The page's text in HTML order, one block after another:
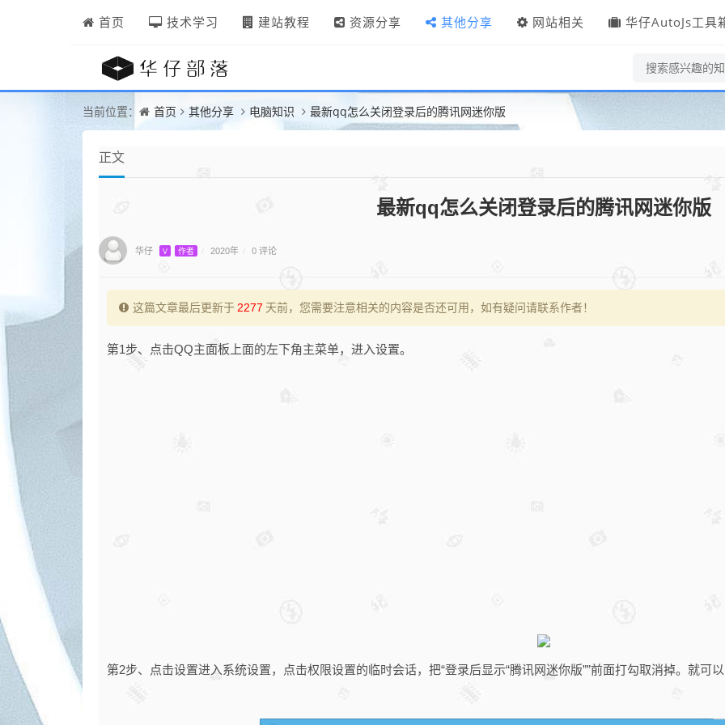
首页 技术学习 建站教程 资源分享 其他分享 网站相关 华仔AutoJs工具
当前位置： 首页 其他分享 电脑知识 最新qq怎么关闭登录后的腾讯网迷你版
正文
最新qq怎么关闭登录后的腾讯网迷你版
华仔 V 作者 2020年 0 评论
这篇文章最后更新于 2277 天前，您需要注意相关的内容是否还可用，如有疑问请联系作者！
第1步、点击QQ主面板上面的左下角主菜单，进入设置。
第2步、点击设置进入系统设置，点击权限设置的临时会话，把“登录后显示“腾讯网迷你版””前面打勾取消掉。就可